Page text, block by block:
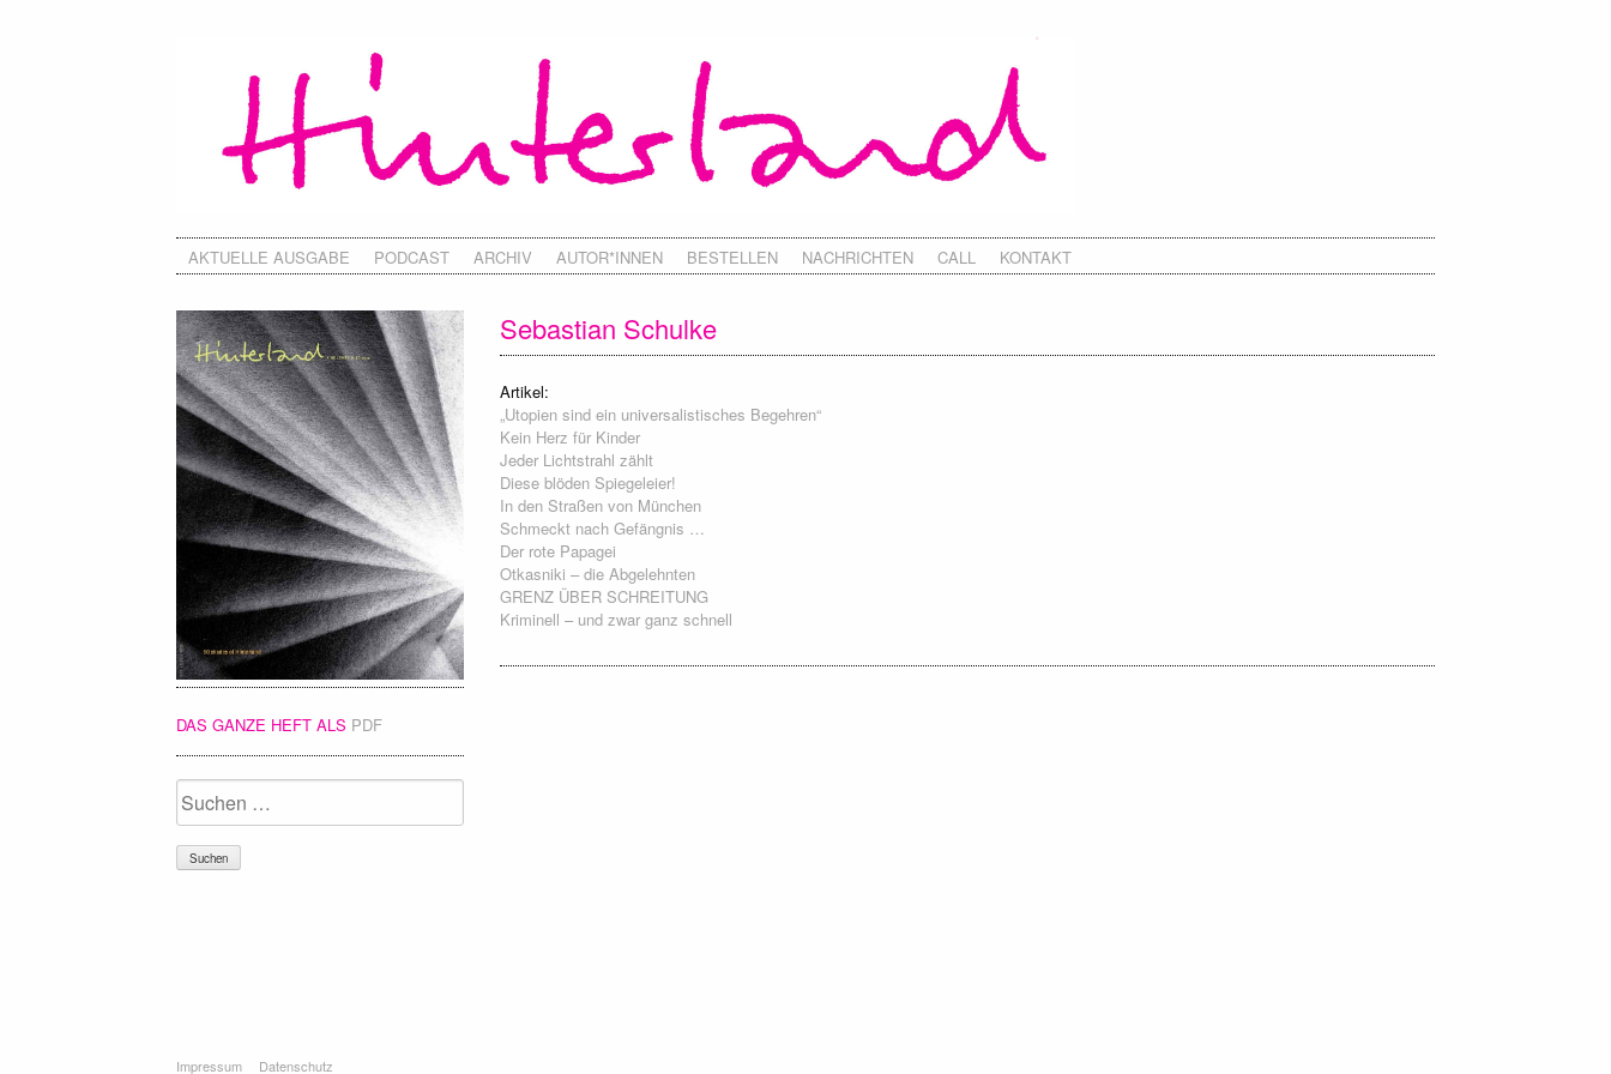
AKTUELLE AUSGABE PODCAST ARCHIV AUTOR*INNEN BESTELLEN NACHRICHTEN CALL KONTAKT
Sebastian Schulke
Artikel:
„Utopien sind ein universalistisches Begehren“
Kein Herz für Kinder
Jeder Lichtstrahl zählt
Diese blöden Spiegeleier!
In den Straßen von München
Schmeckt nach Gefängnis …
Der rote Papagei
Otkasniki – die Abgelehnten
GRENZ ÜBER SCHREITUNG
Kriminell – und zwar ganz schnell
DAS GANZE HEFT ALS PDF
Suchen
nach:
Impressum Datenschutz